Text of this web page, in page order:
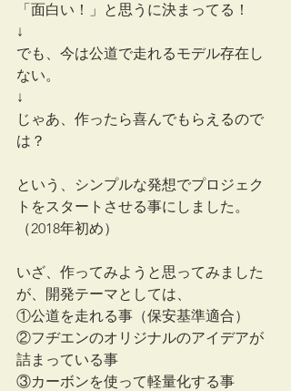
「面白い！」と思うに決まってる！
↓
でも、今は公道で走れるモデル存在し
ない。
↓
じゃあ、作ったら喜んでもらえるので
は？
という、シンプルな発想でプロジェク
トをスタートさせる事にしました。
（2018年初め）
いざ、作ってみようと思ってみました
が、開発テーマとしては、
①公道を走れる事（保安基準適合）
②フヂエンのオリジナルのアイデアが
詰まっている事
③カーボンを使って軽量化する事